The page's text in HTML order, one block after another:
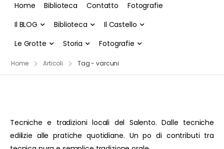
Home Biblioteca Contatto
Fotografie
Il BLOG
Biblioteca
Il Castello
Le Grotte
Storia Fotografie
Home Articoli Tag - varcuni
Tecniche e tradizioni locali del Salento. Dalle tecniche
edilizie alle pratiche quotidiane. Un po di contributi tra